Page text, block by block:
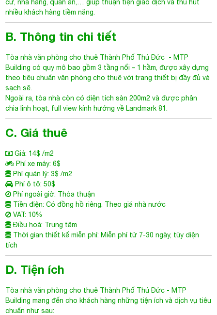
cư, nhà hàng, quán ăn,… giúp thuận tiện giao dịch và thu hút
nhiều khách hàng tiềm năng.
B. Thông tin chi tiết
Tòa nhà văn phòng cho thuê Thành Phố Thủ Đức - MTP
Buildingcó quy mô bao gồm 3 tầng nổi – 1 hầm, được xây dựng
theo tiêu chuẩn văn phòng cho thuê với trang thiết bị đầy đủ và
sạch sẽ.
Ngoài ra, tòa nhà còn có diện tích sàn 200m2 và được phân
chia linh hoạt, full view kính hướng về Landmark 81.
C. Giá thuê
Giá: 14$ /m2
Phí xe máy: 6$
Phí quản lý: 3$ /m2
Phí ô tô: 50$
Phí ngoài giờ: Thỏa thuận
Tiền điện: Có đồng hồ riêng. Theo giá nhà nước
VAT: 10%
Điều hoà: Trung tâm
Thời gian thiết kế miễn phí: Miễn phí từ 7-30 ngày, tùy diện
tích
D. Tiện ích
Tòa nhà văn phòng cho thuê Thành Phố Thủ Đức - MTP
Buildingmang đến cho khách hàng những tiện ích và dịch vụ tiêu
chuẩn như sau: